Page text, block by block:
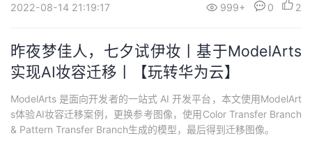
2022-08-14 21:19:17 999+ 0 2
昨夜梦佳人，七夕试伊妆丨基于ModelArts
实现AI妆容迁移丨【玩转华为云】
ModelArts 是面向开发者的一站式 AI 开发平台，本文使用ModelArt
s体验AI妆容迁移案例，更换参考图像，使用Color Transfer Branch
& Pattern Transfer Branch生成的模型，最后得到迁移图像。